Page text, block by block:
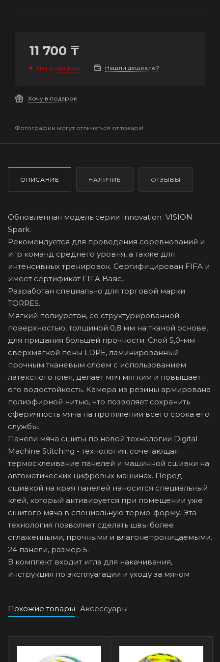
11 700 ₸
Нет в наличии Нашли дешевле?
Хочу в подарок
Фотографии могут отличаться от товара!
ОПИСАНИЕ НАЛИЧИЕ ОТЗЫВЫ
Обновленная модель серии Innovation VISION
Spark.
Рекомендуется для проведения соревнований и
игр команд среднего уровня, а также для
интенсивных тренировок. Сертифицирован FIFA и
имеет сертификат FIFA Basic.
Разработан специально для торговой марки
TORRES.
Мягкий полиуретан, со структурированной
поверхностью, толщиной 0,8 мм на тканой основе,
для придания большей прочности. Слой 5,0-мм
сверхмягкой пены LDPE, ламинированный
прочным тканевым слоем с использованием
латексного клея, делает мяч мягким и повышает
его водостойкость. Камера из резины армирована
полиэфирной нитью, что позволяет сохранить
сферичность мяча на протяжении всего срока его
службы.
Панели мяча сшиты по новой технологии Digital
Machine Stitching - технология, сочетающая
термосклеивание панелей и машинной сшивки на
автоматических цифровых машинах. Перед
сшивкой на края панелей наносится специальный
клей, который активируется при помещении уже
сшитого мяча в специальную термо-форму. Эта
технология позволяет сделать швы более
сглаженными, прочными и влагонепроницаемыми.
24 панели, размер 5.
В комплект входит игла для накачивания,
инструкция по эксплуатации и уходу за мячом
Похожие товары Аксессуары